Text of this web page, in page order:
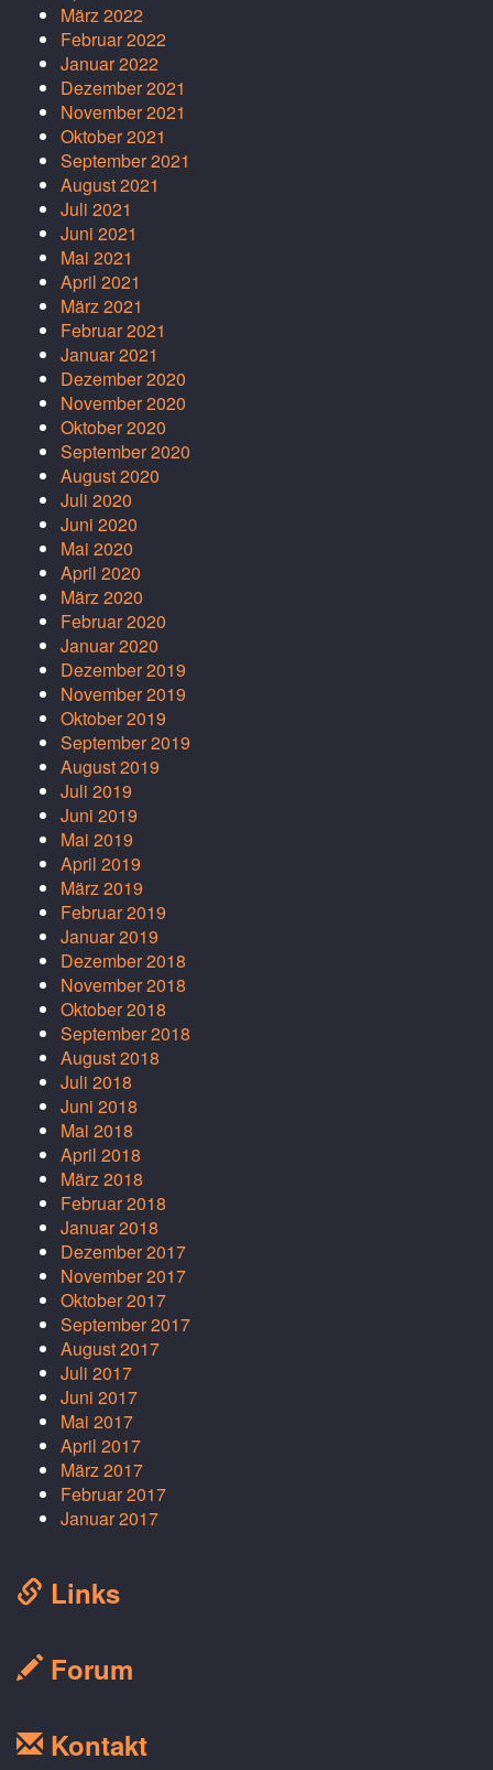
März 2022
Februar 2022
Januar 2022
Dezember 2021
November 2021
Oktober 2021
September 2021
August 2021
Juli 2021
Juni 2021
Mai 2021
April 2021
März 2021
Februar 2021
Januar 2021
Dezember 2020
November 2020
Oktober 2020
September 2020
August 2020
Juli 2020
Juni 2020
Mai 2020
April 2020
März 2020
Februar 2020
Januar 2020
Dezember 2019
November 2019
Oktober 2019
September 2019
August 2019
Juli 2019
Juni 2019
Mai 2019
April 2019
März 2019
Februar 2019
Januar 2019
Dezember 2018
November 2018
Oktober 2018
September 2018
August 2018
Juli 2018
Juni 2018
Mai 2018
April 2018
März 2018
Februar 2018
Januar 2018
Dezember 2017
November 2017
Oktober 2017
September 2017
August 2017
Juli 2017
Juni 2017
Mai 2017
April 2017
März 2017
Februar 2017
Januar 2017
Links
Forum
Kontakt